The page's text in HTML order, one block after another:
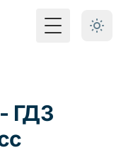
Toggle Menu
ГДЗ